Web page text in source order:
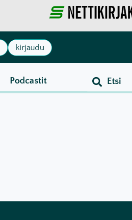
kirjaudu
Podcastit